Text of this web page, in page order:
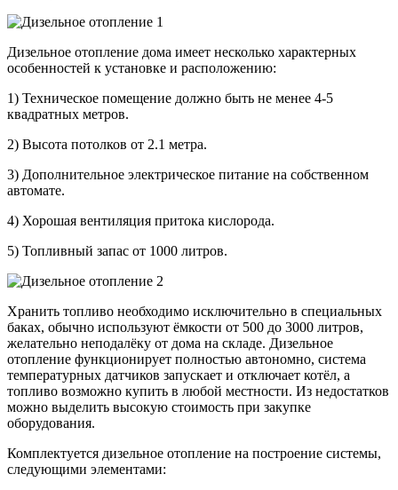
Дизельное отопление дома имеет несколько характерных
особенностей к установке и расположению:
1) Техническое помещение должно быть не менее 4-5
квадратных метров.
2) Высота потолков от 2.1 метра.
3) Дополнительное электрическое питание на собственном
автомате.
4) Хорошая вентиляция притока кислорода.
5) Топливный запас от 1000 литров.
Хранить топливо необходимо исключительно в специальных
баках, обычно используют ёмкости от 500 до 3000 литров,
желательно неподалёку от дома на складе. Дизельное
отопление функционирует полностью автономно, система
температурных датчиков запускает и отключает котёл, а
топливо возможно купить в любой местности. Из недостатков
можно выделить высокую стоимость при закупке
оборудования.
Комплектуется дизельное отопление на построение системы,
следующими элементами: